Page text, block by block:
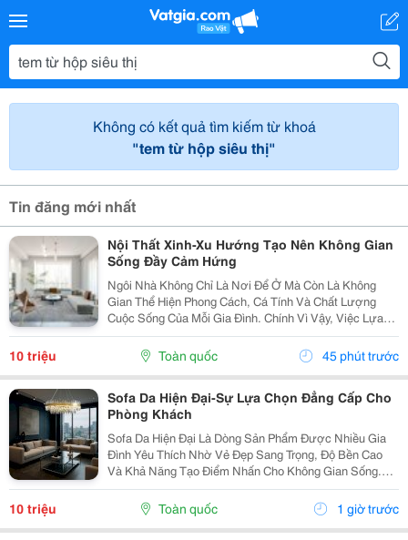
Không có kết quả tìm kiếm từ khoá
"tem từ hộp siêu thị"
Tin đăng mới nhất
Nội Thất Xinh-Xu Hướng Tạo Nên Không Gian
Sống Đầy Cảm Hứng
Ngôi Nhà Không Chỉ Là Nơi Để Ở Mà Còn Là Không
Gian Thể Hiện Phong Cách, Cá Tính Và Chất Lượng
Cuộc Sống Của Mỗi Gia Đình. Chính Vì Vậy, Việc Lựa
Chọn Nội Thất Xinh Đang Trở Thành Xu Hướng Được
Nhiều Người Quan Tâm Khi Muốn Biến Không Gian
Sống Trở...
10 triệu Toàn quốc 45 phút trước
Sofa Da Hiện Đại-Sự Lựa Chọn Đẳng Cấp Cho
Phòng Khách
Sofa Da Hiện Đại Là Dòng Sản Phẩm Được Nhiều Gia
Đình Yêu Thích Nhờ Vẻ Đẹp Sang Trọng, Độ Bền Cao
Và Khả Năng Tạo Điểm Nhấn Cho Không Gian Sống.
Với Thiết Kế Tinh Tế Cùng Chất Liệu Da Cao Cấp, Sofa
Không Chỉ Mang Lại Cảm Giác Thoải Mái Mà Còn Thể...
10 triệu Toàn quốc 1 giờ trước